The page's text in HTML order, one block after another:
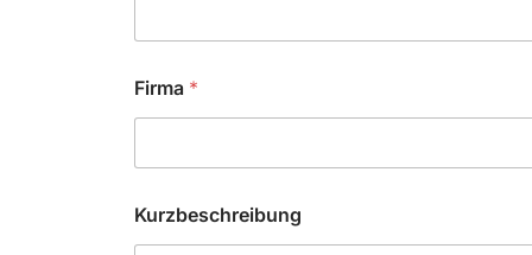
Firma *
E
-
Kurzbeschreibung